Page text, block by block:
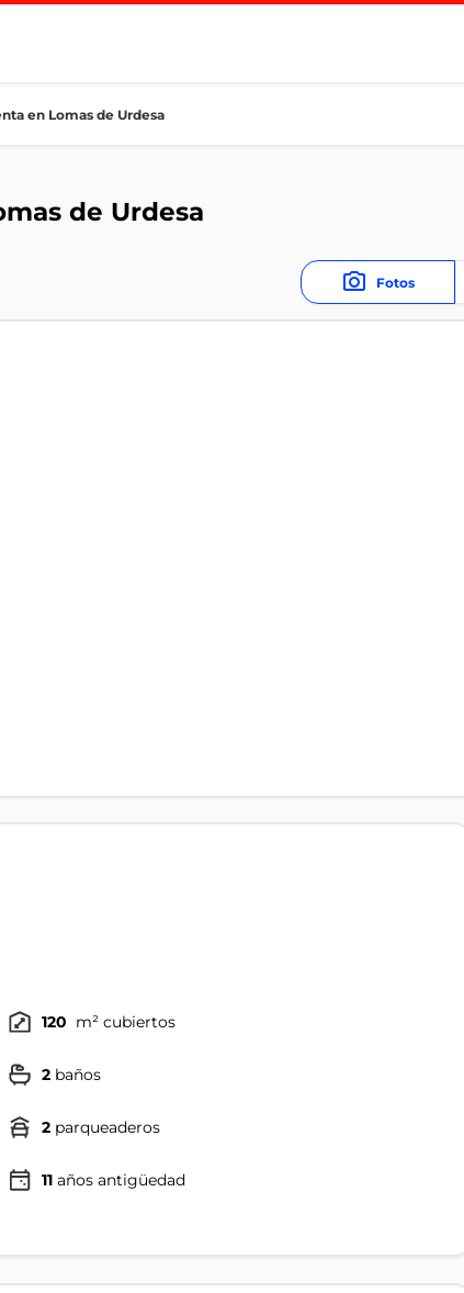
en Lomas de Urdesa
de Urdesa
Fotos
120 m² cubiertos
2 baños
2 parqueaderos
11 años antigüedad